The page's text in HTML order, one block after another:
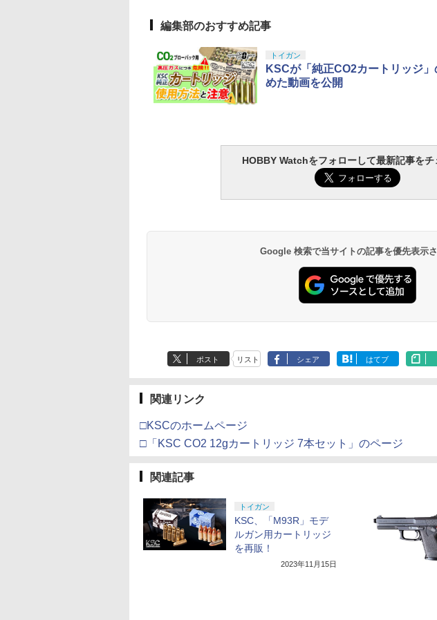
編集部のおすすめ記事
トイガン
KSCが「純正CO2カートリッジ
めた動画を公開
HOBBY Watchをフォローして最新記事をチ
Google 検索で当サイトの記事を優先表示
ポスト リスト シェア はてブ
関連リンク
□KSCのホームページ
□「KSC CO2 12gカートリッジ 7本セット」のページ
関連記事
トイガン
KSC、「M93R」モデ
ルガン用カートリッジ
を再販！
2023年11月15日